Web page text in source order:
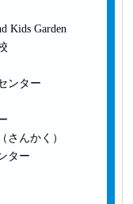
Kids Garden
ンター
んかく）
ター